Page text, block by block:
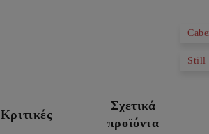
Still
Κριτικές
Σχετικά
προϊόντα